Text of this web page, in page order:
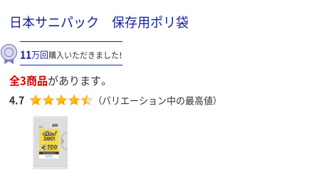
日本サニパック 保存用ポリ袋
11万回購入いただきました！
全3商品があります。
4.7 （バリエーション中の最高値）